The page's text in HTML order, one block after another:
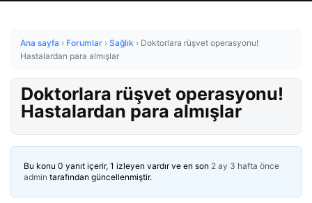
Ana sayfa › Forumlar › Sağlık › Doktorlara rüşvet operasyonu!
Hastalardan para almışlar
Doktorlara rüşvet operasyonu!
Hastalardan para almışlar
Bu konu 0 yanıt içerir, 1 izleyen vardır ve en son 2 ay 3 hafta önce
admin tarafından güncellenmiştir.